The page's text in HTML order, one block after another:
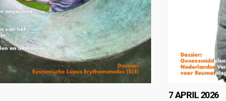
7 APRIL 2026